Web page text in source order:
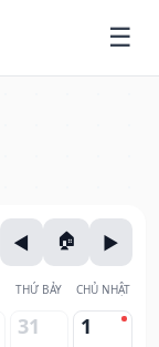
THỨ BẢY CHỦ NHẬT
31 1